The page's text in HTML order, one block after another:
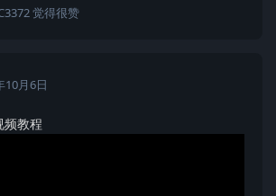
觉得很赞
10月6日
频教程